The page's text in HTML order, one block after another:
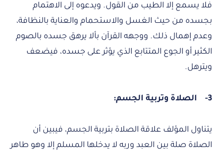
فلا يسمع إلا الطيب من القول. ويدعوه إلى الاهتمام
بجسده من حيث الغسل والاستحمام والعناية بالنظافة،
وعدم إهمال ذلك. ووجهه القرآن بألا يرهق جسده بالصوم
الكثير أو الجوع المتتابع الذي يؤثر على جسده، فيضعف
ويترهل.
3- الصلاة وتربية الجسم:
يتناول المؤلف علاقة الصلاة بتربية الجسم، فيبين أن
الصلاة صلة بين العبد وربه لا يدخلها المسلم إلا وهو طاهر